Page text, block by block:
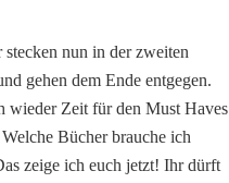
nun in der zweiten
gehen dem Ende entgegen.
wieder Zeit für den Must Haves
Bücher brauche ich
zeige ich euch jetzt! Ihr dürft